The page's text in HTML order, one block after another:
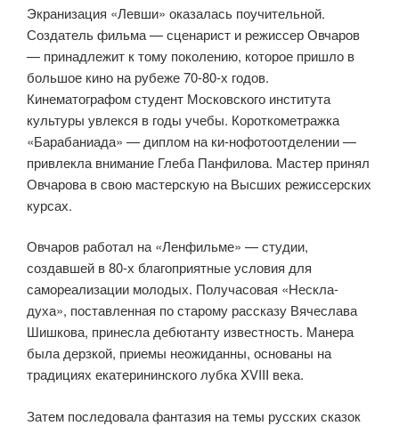
Экранизация «Левши» оказалась поучительной.
Создатель фильма — сценарист и режиссер Овчаров
— принадлежит к тому поколению, которое пришло в
большое кино на рубеже 70-80-х годов.
Кинематографом студент Московского института
культуры увлекся в годы учебы. Короткометражка
«Барабаниада» — диплом на ки-нофотоотделении —
привлекла внимание Глеба Панфилова. Мастер принял
Овчарова в свою мастерскую на Высших режиссерских
курсах.
Овчаров работал на «Ленфильме» — студии,
создавшей в 80-х благоприятные условия для
самореализации молодых. Получасовая «Нескла-
духа», поставленная по старому рассказу Вячеслава
Шишкова, принесла дебютанту известность. Манера
была дерзкой, приемы неожиданны, основаны на
традициях екатерининского лубка XVIII века.
Затем последовала фантазия на темы русских сказок